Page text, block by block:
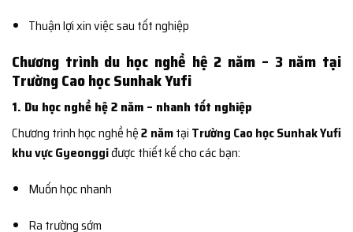
Thuận lợi xin việc sau tốt nghiệp
Chương trình du học nghề hệ 2 năm – 3 năm tại
Trường Cao học Sunhak Yufi
1. Du học nghề hệ 2 năm – nhanh tốt nghiệp
Chương trình học nghề hệ2 nămtại Trường Cao học Sunhak Yufi
khu vực Gyeonggiđược thiết kế cho các bạn:
Muốn học nhanh
Ra trường sớm